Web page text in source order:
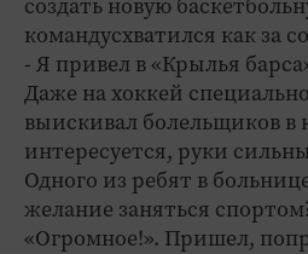
командусхватился как за
- Я привел в «Крылья
Даже на хоккей
выискивал болельщиков в
интересуется, руки
Одного из ребят в
желание заняться
«Огромное!». Пришел,